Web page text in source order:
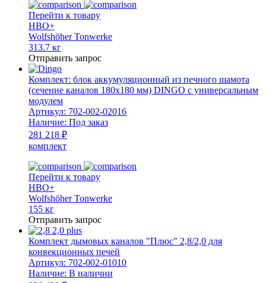
Перейти к товару
HBO+
Wolfshöher Tonwerke
313.7 кг
Отправить запрос
Комплект: блок аккумуляционный из печного шамота
(сечение каналов 180х180 мм) DINGO с универсальным
модулем
Артикул: 702-002-02016
Наличие: Под заказ
281 218 ₽
комплект
Перейти к товару
HBO+
Wolfshöher Tonwerke
155 кг
Отправить запрос
Комплект дымовых каналов "Плюс" 2,8/2,0 для
конвекционных печей
Артикул: 702-002-01010
Наличие: В наличии